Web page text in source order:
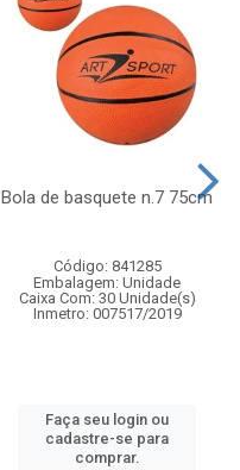
Bola de basquete n.7 75cm
Código: 841285
Embalagem: Unidade
Caixa Com: 30 Unidade(s)
Inmetro: 007517/2019
Faça seu login ou
cadastre-se para
comprar.